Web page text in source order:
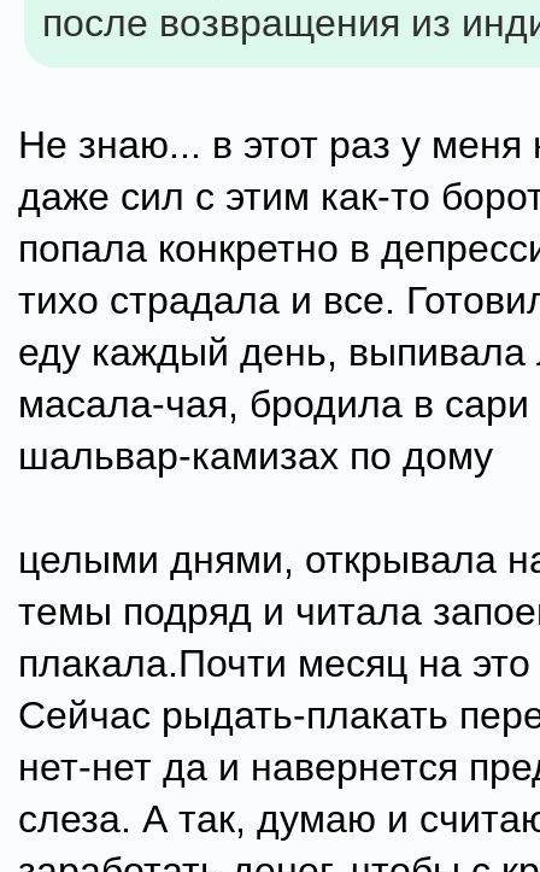
после возвращения из
Не знаю... в этот раз у
даже сил с этим как-то
попала конкретно в
тихо страдала и все.
еду каждый день, выпивала
масала-чая, бродила в сари
шальвар-камизах по дому
целыми днями, открывала
темы подряд и читала
плакала.Почти месяц на
Сейчас рыдать-плакать
нет-нет да и навернется
слеза. А так, думаю и